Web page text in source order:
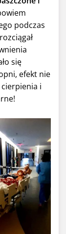
podczas
się
efekt nie
i